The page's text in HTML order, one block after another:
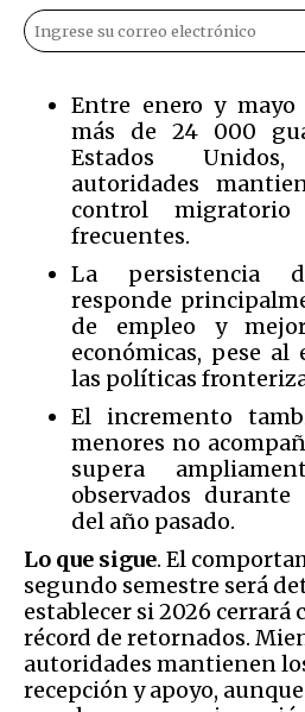
Entre enero y
más de 24 000
Estados
autoridades
control migratorio
frecuentes.
La persistencia
responde
de empleo y
económicas, pese
las políticas
El incremento
menores no
supera
observados
del año pasado.
Lo que sigue. El
segundo semestre será
establecer si 2026 cerrará
récord de retornados.
autoridades mantienen
recepción y apoyo,